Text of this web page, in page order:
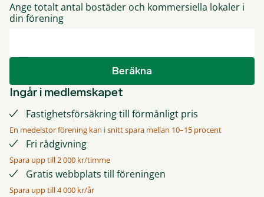
Ange totalt antal bostäder och kommersiella lokaler i
din förening
Beräkna
Ingår i medlemskapet
Fastighetsförsäkring till förmånligt pris
En medelstor förening kan i snitt spara mellan 10–15 procent
Fri rådgivning
Spara upp till 2 000 kr/timme
Gratis webbplats till föreningen
Spara upp till 4 000 kr/år